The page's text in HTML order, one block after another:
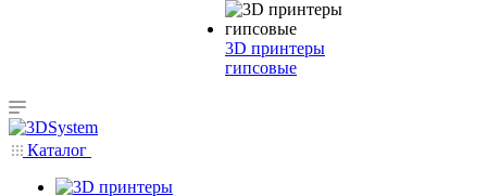
3D принтеры
гипсовые
Каталог